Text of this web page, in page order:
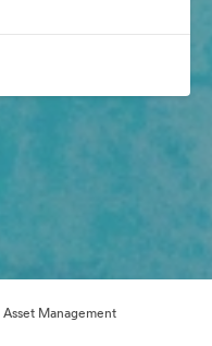
Management